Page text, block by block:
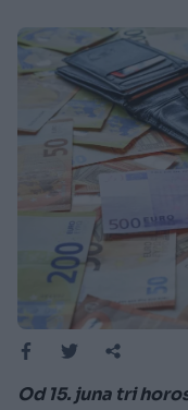
Od 15. juna tri